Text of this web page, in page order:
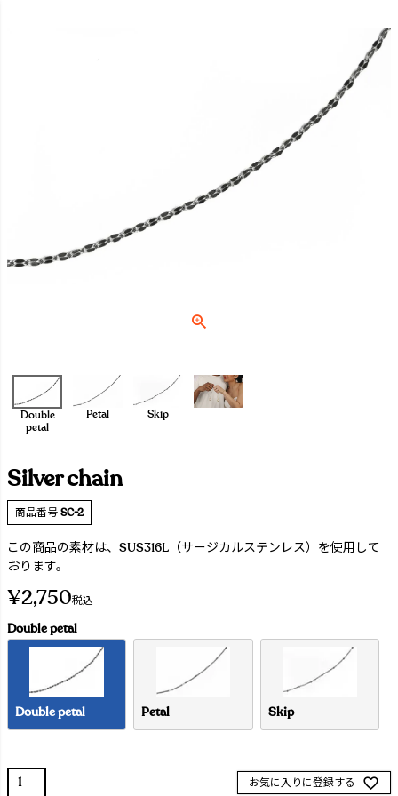
Double
petal
Petal Skip
Silver chain
商品番号 SC-2
この商品の素材は、SUS316L（サージカルステンレス）を使用して
おります。
¥2,750税込
Double petal
Double petal Petal Skip
お気に入りに登録する